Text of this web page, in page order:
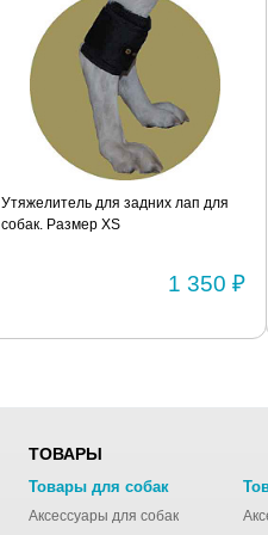
Утяжелитель для задних лап для
собак. Размер XS
1 350 ₽
ТОВАРЫ
Товары для собак
Аксессуары для собак